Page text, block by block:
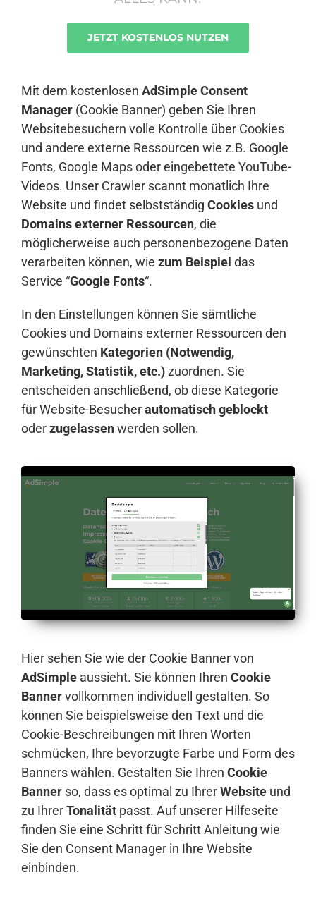
JETZT KOSTENLOS NUTZEN
Mit dem kostenlosen AdSimple Consent
Manager (Cookie Banner) geben Sie Ihren
Websitebesuchern volle Kontrolle über Cookies
und andere externe Ressourcen wie z.B. Google
Fonts, Google Maps oder eingebettete YouTube-
Videos. Unser Crawler scannt monatlich Ihre
Website und findet selbstständig Cookies und
Domains externer Ressourcen, die
möglicherweise auch personenbezogene Daten
verarbeiten können, wie zum Beispiel das
Service “Google Fonts“.
In den Einstellungen können Sie sämtliche
Cookies und Domains externer Ressourcen den
gewünschten Kategorien (Notwendig,
Marketing, Statistik, etc.)zuordnen. Sie
entscheiden anschließend, ob diese Kategorie
für Website-Besucherautomatisch geblockt
oderzugelassenwerden sollen.
Hier sehen Sie wie der Cookie Banner von
AdSimple aussieht. Sie können Ihren Cookie
Bannervollkommen individuell gestalten. So
können Sie beispielsweise den Text und die
Cookie-Beschreibungen mit Ihren Worten
schmücken, Ihre bevorzugte Farbe und Form des
Banners wählen. Gestalten Sie Ihren Cookie
Banner so, dass es optimal zu IhrerWebsite und
zu IhrerTonalität passt. Auf unserer Hilfeseite
finden Sie eine Schritt für Schritt Anleitung wie
Sie den Consent Manager in Ihre Website
einbinden.